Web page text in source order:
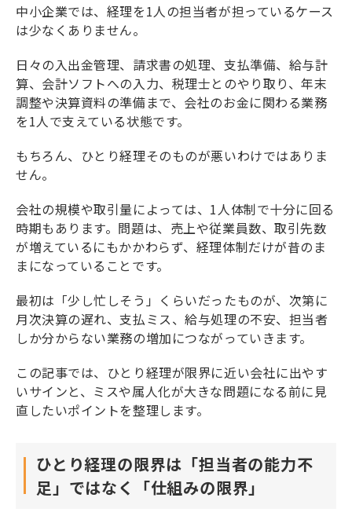
中小企業では、経理を1人の担当者が担っているケース
は少なくありません。
日々の入出金管理、請求書の処理、支払準備、給与計
算、会計ソフトへの入力、税理士とのやり取り、年末
調整や決算資料の準備まで、会社のお金に関わる業務
を1人で支えている状態です。
もちろん、ひとり経理そのものが悪いわけではありま
せん。
会社の規模や取引量によっては、1人体制で十分に回る
時期もあります。問題は、売上や従業員数、取引先数
が増えているにもかかわらず、経理体制だけが昔のま
まになっていることです。
最初は「少し忙しそう」くらいだったものが、次第に
月次決算の遅れ、支払ミス、給与処理の不安、担当者
しか分からない業務の増加につながっていきます。
この記事では、ひとり経理が限界に近い会社に出やす
いサインと、ミスや属人化が大きな問題になる前に見
直したいポイントを整理します。
ひとり経理の限界は「担当者の能力不
足」ではなく「仕組みの限界」